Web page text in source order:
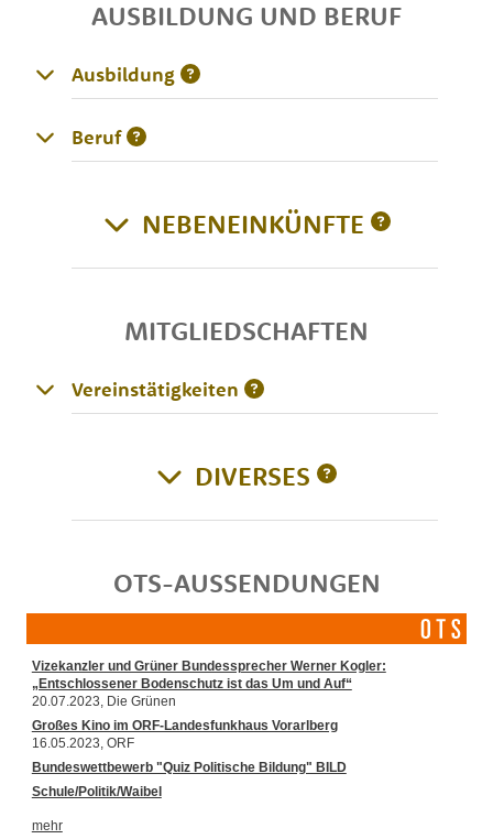
AUSBILDUNG UND BERUF
Ausbildung
Beruf
NEBENEINKÜNFTE
MITGLIEDSCHAFTEN
Vereinstätigkeiten
DIVERSES
OTS-AUSSENDUNGEN